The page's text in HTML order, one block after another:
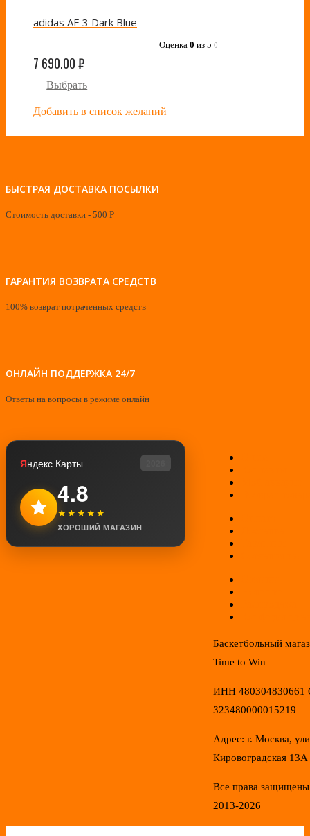
adidas AE 3 Dark Blue
Оценка 0 из 5 0
7 690.00₽
Выбрать
Добавить в список желаний
БЫСТРАЯ ДОСТАВКА ПОСЫЛКИ
Стоимость доставки - 500 Р
ГАРАНТИЯ ВОЗВРАТА СРЕДСТВ
100% возврат потраченных средств
ОНЛАЙН ПОДДЕРЖКА 24/7
Ответы на вопросы в режиме онлайн
Яндекс Карты
4.8
★★★★★
ХОРОШИЙ МАГАЗИН
Баскетбольный
Time to Win
ИНН 480304830661
323480000015219
Адрес: г. Москва,
Кировоградская 13А
Все права
2013-2026